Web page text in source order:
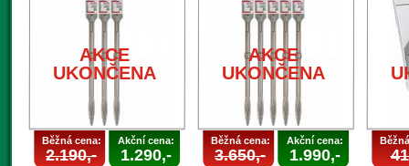
AKCE
UKONČENA
Běžná cena:
2.190,-
Akční cena:
1.290,-
AKCE
UKONČENA
Běžná cena:
3.650,-
Akční cena:
1.990,-